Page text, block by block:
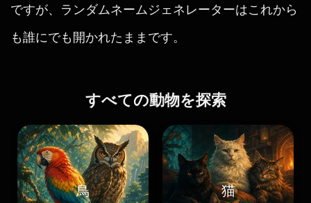
ですが、ランダムネームジェネレーターはこれから
も誰にでも開かれたままです。
すべての動物を探索
鳥 猫